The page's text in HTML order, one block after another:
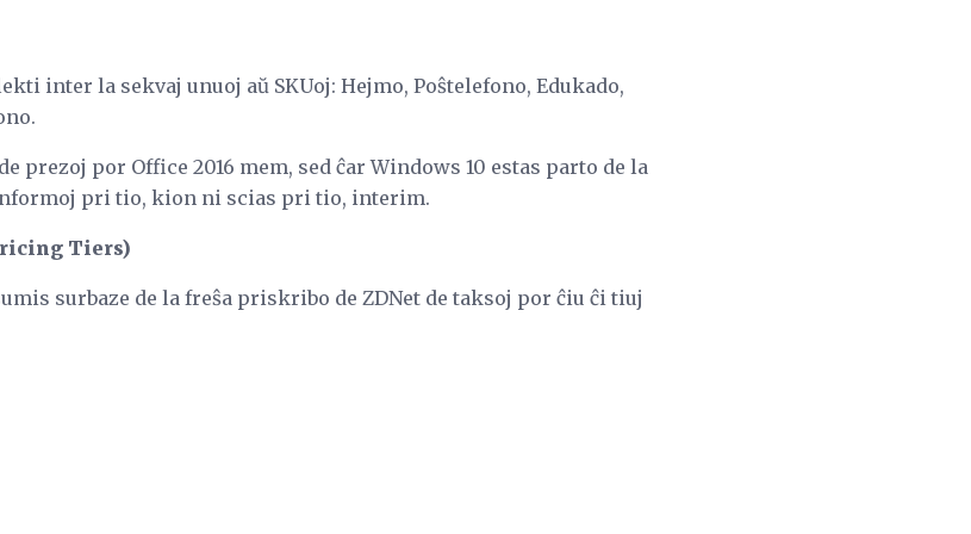
inter la sekvaj unuoj aŭ SKUoj: Hejmo, Poŝtelefono, Edukado,
prezoj por Office 2016 mem, sed ĉar Windows 10 estas parto de la
pri tio, kion ni scias pri tio, interim.
Tiers)
surbaze de la freŝa priskribo de ZDNet de taksoj por ĉiu ĉi tiuj